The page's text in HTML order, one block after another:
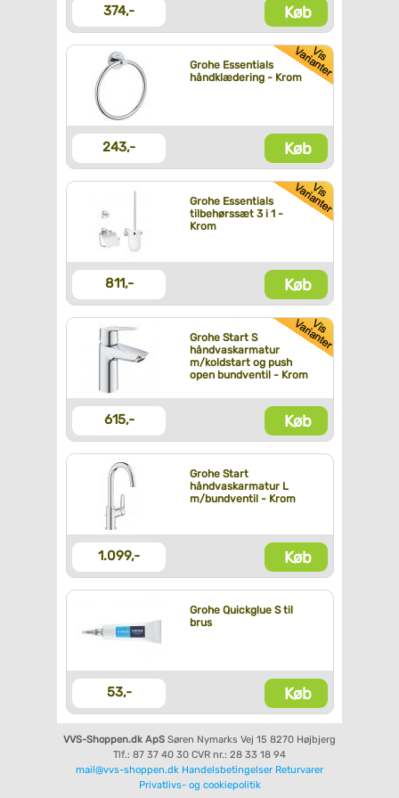
374,- Køb
Grohe Essentials
håndklædering - Krom
243,- Køb
Grohe Essentials
tilbehørssæt 3 i 1 -
Krom
811,- Køb
Grohe Start S
håndvaskarmatur
m/koldstart og push
open bundventil - Krom
615,- Køb
Grohe Start
håndvaskarmatur L
m/bundventil - Krom
1.099,- Køb
Grohe Quickglue S til
brus
53,- Køb
VVS-Shoppen.dk ApS Søren Nymarks Vej 15 8270 Højbjerg
Tlf.: 87 37 40 30 CVR nr.: 28 33 18 94
mail@vvs-shoppen.dk Handelsbetingelser Returvarer
Privatlivs- og cookiepolitik